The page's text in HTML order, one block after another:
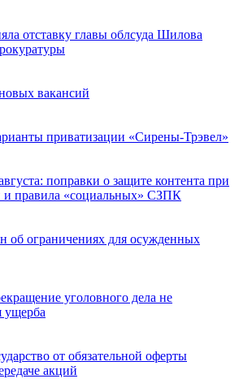
отставку главы облсуда Шилова
вакансий
приватизации «Сирены-Трэвел»
поправки о защите контента при
и правила «социальных» СЗПК
об ограничениях для осужденных
уголовного дела не
ущерба
от обязательной оферты
акций